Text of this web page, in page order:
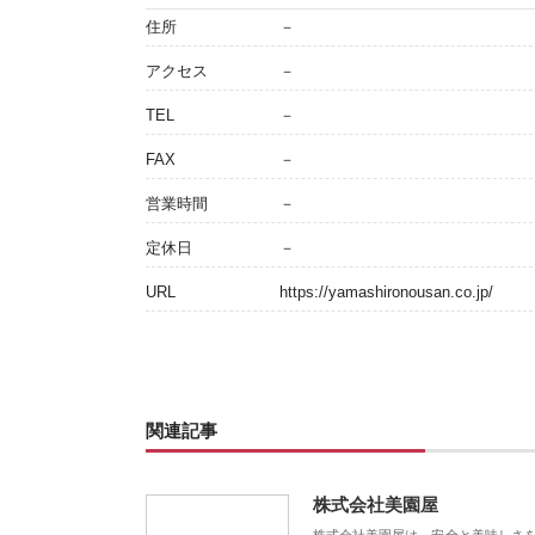
住所 －
アクセス －
TEL －
FAX －
営業時間 －
定休日 －
URL https://yamashironousan.co.jp/
関連記事
株式会社美園屋